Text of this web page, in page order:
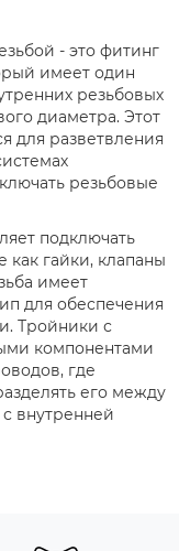
- это фитинг
имеет один
резьбовых
диаметра. Этот
для разветвления
резьбовые
подключать
как гайки, клапаны
имеет
для обеспечения
Тройники с
компонентами
где
его между
внутренней